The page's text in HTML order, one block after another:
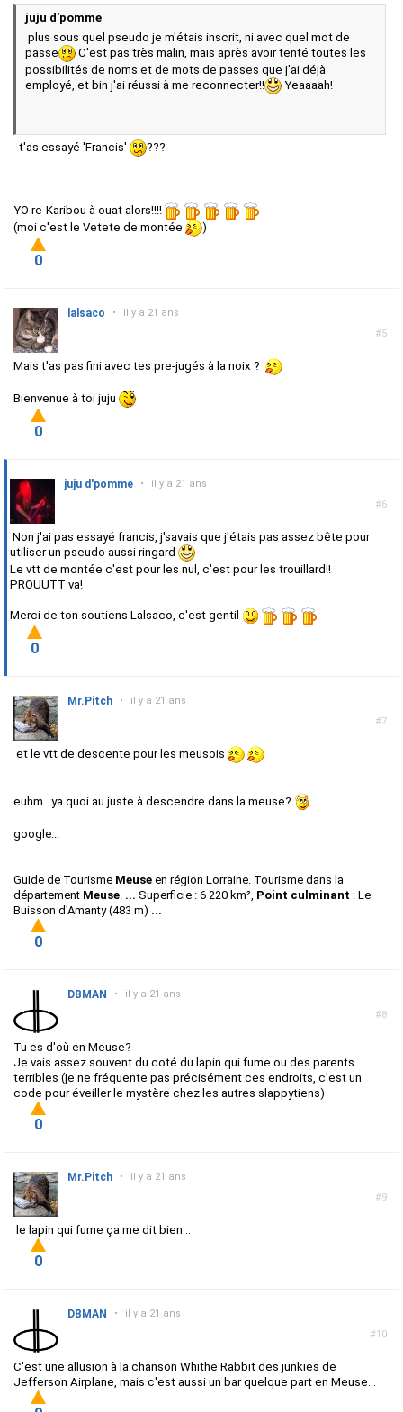
juju d'pomme
plus sous quel pseudo je m'étais inscrit, ni avec quel mot de
passe
C'est pas très malin, mais après avoir tenté toutes les
possibilités de noms et de mots de passes que j'ai déjà
employé, et bin j'ai réussi à me reconnecter!!
Yeaaaah!
t'as essayé 'Francis' ???
YO re-Karibou à ouat alors!!!!
(moi c'est le Vetete de montée
)
0
#5
lalsaco • il y a 21 ans
Mais t'as pas fini avec tes pre-jugés à la noix ?
Bienvenue à toi juju
0
#6
juju d'pomme • il y a 21 ans
Non j'ai pas essayé francis, j'savais que j'étais pas assez bête pour
utiliser un pseudo aussi ringard
Le vtt de montée c'est pour les nul, c'est pour les trouillard!!
PROUUTT va!
Merci de ton soutiens Lalsaco, c'est gentil
0
#7
Mr.Pitch • il y a 21 ans
et le vtt de descente pour les meusois
euhm...ya quoi au juste à descendre dans la meuse?
google...
Guide de Tourisme Meuse en région Lorraine. Tourisme dans la
département Meuse. ... Superficie : 6 220 km², Point culminant : Le
Buisson d'Amanty (483 m) ...
0
#8
DBMAN • il y a 21 ans
Tu es d'où en Meuse?
Je vais assez souvent du coté du lapin qui fume ou des parents
terribles (je ne fréquente pas précisément ces endroits, c'est un
code pour éveiller le mystère chez les autres slappytiens)
0
#9
Mr.Pitch • il y a 21 ans
le lapin qui fume ça me dit bien...
0
#10
DBMAN • il y a 21 ans
C'est une allusion à la chanson Whithe Rabbit des junkies de
Jefferson Airplane, mais c'est aussi un bar quelque part en Meuse...